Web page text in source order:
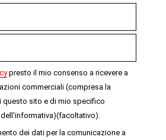
presto il mio consenso a ricevere a
commerciali (compresa la
questo sito e di mio specifico
dei dati per la comunicazione a